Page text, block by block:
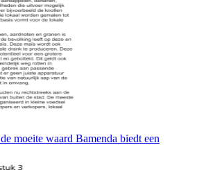
moeite waard Bamenda biedt een